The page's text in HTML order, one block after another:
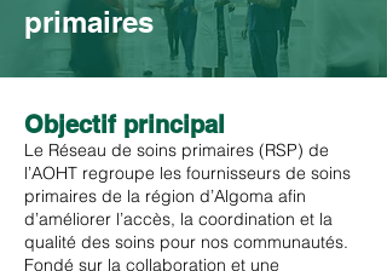
primaires
Objectif principal
Le Réseau de soins primaires (RSP) de
l’AOHT regroupe les fournisseurs de soins
primaires de la région d’Algoma afin
d’améliorer l’accès, la coordination et la
qualité des soins pour nos communautés.
Fondé sur la collaboration et une